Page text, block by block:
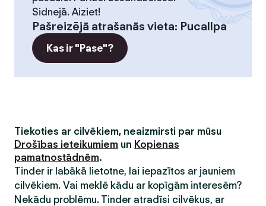
Sidnejā. Aiziet!
Pašreizējā atrašanās vieta: Pucallpa
Kas ir "Pase"?
Tiekoties ar cilvēkiem, neaizmirsti par mūsu
Drošības ieteikumiem un Kopienas
pamatnostādnēm.
Tinder ir labākā lietotne, lai iepazītos ar jauniem
cilvēkiem. Vai meklē kādu ar kopīgām interesēm?
Nekādu problēmu. Tinder atradīsi cilvēkus, ar